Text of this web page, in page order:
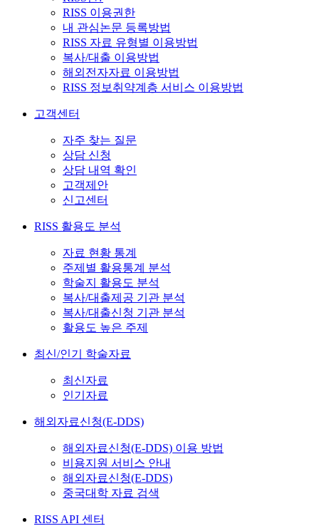
RISS 이용권한
내 관심논문 등록방법
RISS 자료 유형별 이용방법
복사/대출 이용방법
해외전자자료 이용방법
RISS 정보취약계층 서비스 이용방법
고객센터
자주 찾는 질문
상담 신청
상담 내역 확인
고객제안
신고센터
RISS 활용도 분석
자료 현황 통계
주제별 활용통계 분석
학술지 활용도 분석
복사/대출제공 기관 분석
복사/대출신청 기관 분석
활용도 높은 주제
최신/인기 학술자료
최신자료
인기자료
해외자료신청(E-DDS)
해외자료신청(E-DDS) 이용 방법
비용지원 서비스 안내
해외자료신청(E-DDS)
중국대학 자료 검색
RISS API 센터